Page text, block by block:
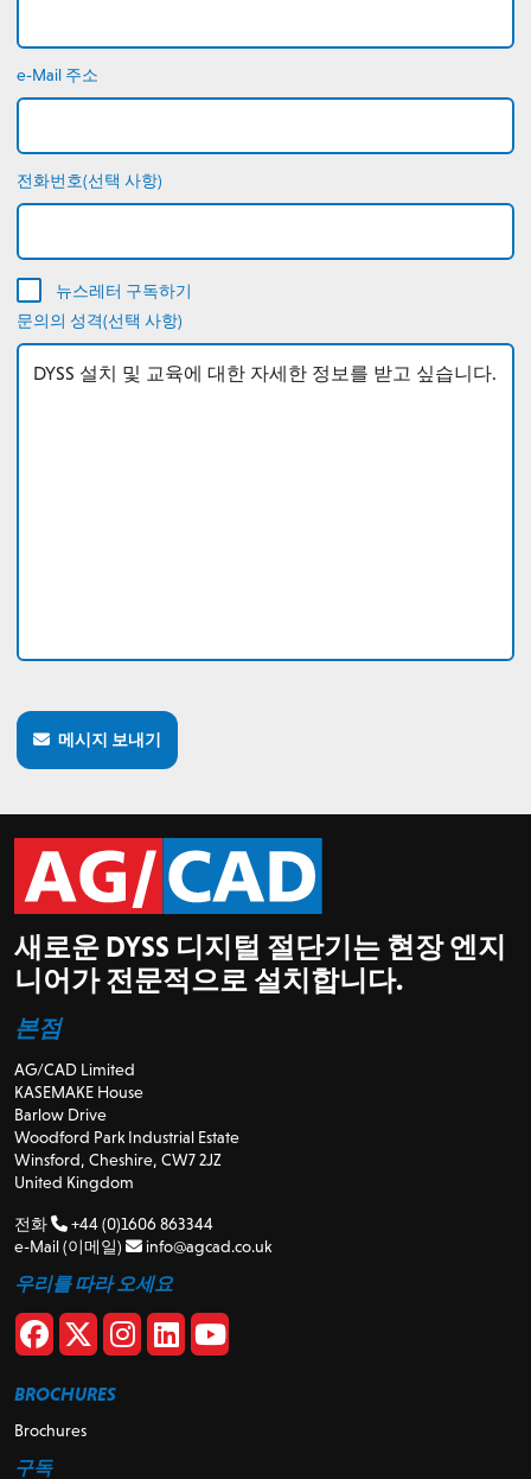
e-Mail 주소
전화번호(선택 사항)
뉴스레터 구독하기
문의의 성격(선택 사항)
메시지 보내기
새로운 DYSS 디지털 절단기는 현장 엔지
니어가 전문적으로 설치합니다.
본점
AG/CAD Limited
KASEMAKE House
Barlow Drive
Woodford Park Industrial Estate
Winsford, Cheshire, CW7 2JZ
United Kingdom
전화
+44 (0)1606 863344
e-Mail (이메일)
info@agcad.co.uk
우리를 따라 오세요
BROCHURES
Brochures
구독